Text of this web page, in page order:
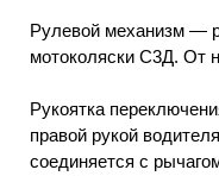
Рулевой механизм —
мотоколяски С3Д. От
Рукоятка
правой рукой
соединяется с